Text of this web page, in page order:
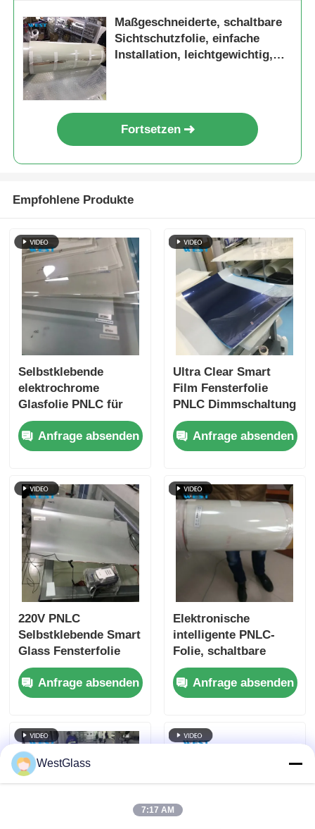
Maßgeschneiderte, schaltbare
Sichtschutzfolie, einfache
Installation, leichtgewichtig,
Fortsetzen
Empfohlene Produkte
Selbstklebende
elektrochrome
Glasfolie PNLC für
Fensterglasdekoration
Anfrage absenden
Ultra Clear Smart
Film Fensterfolie
PNLC Dimmschaltung
Schaltbare
Sichtschutzfolie
Anfrage absenden
220V PNLC
Selbstklebende Smart
Glass Fensterfolie
Explosionsschutz
Anfrage absenden
Elektronische
intelligente PNLC-
Folie, schaltbare
Smart-Folie, IR-
Schutz, einfache
Installation
Anfrage absenden
WestGlass
7:17 AM